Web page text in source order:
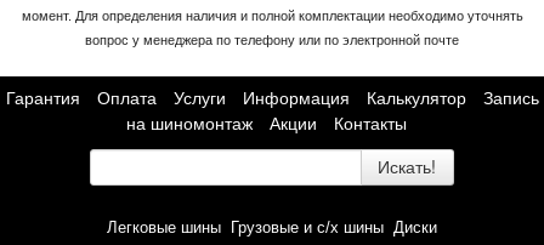
момент. Для определения наличия и полной комплектации необходимо уточнять
вопрос у менеджера по телефону или по электронной почте
Гарантия Оплата Услуги Информация Калькулятор
Запись
на шиномонтаж
Акции Контакты
Искать!
Легковые шины Грузовые и с/х шины Диски